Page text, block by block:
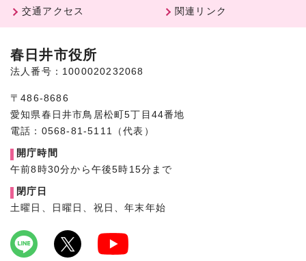
交通アクセス
関連リンク
春日井市役所
法人番号：1000020232068
〒486-8686
愛知県春日井市鳥居松町5丁目44番地
電話：0568-81-5111（代表）
開庁時間
午前8時30分から午後5時15分まで
閉庁日
土曜日、日曜日、祝日、年末年始